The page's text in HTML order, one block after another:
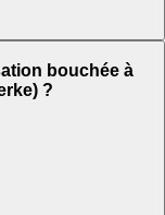
bouchée à
?